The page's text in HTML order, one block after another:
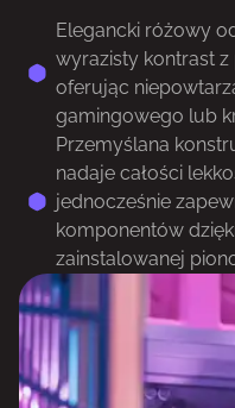
Elegancki różowy
wyrazisty kontrast
oferując
gamingowego lub
Przemyślana
nadaje całości
jednocześnie
komponentów
zainstalowanej